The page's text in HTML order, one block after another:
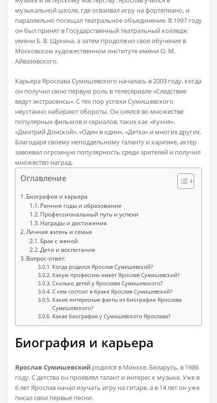
музыкальной школе, где осваивал игру на фортепиано, и
параллельно посещал театральное объединение. В 1997 году
он был принят в Государственный театральный колледж
имени Б. В. Щукина, а затем продолжил свое обучение в
Московском художественном институте имени О. М.
Айвазовского.
Карьера Ярослава Сумишевского началась в 2003 году, когда
он получил свою первую роль в телесериале «Следствие
ведут экстрасенсы». С тех пор успехи Сумишевского
неустанно набирают обороты. Он снялся во множестве
популярных фильмов и сериалов, таких как «Кухня»,
«Дмитрий Донской», «Один в один», «Детка» и многих других.
Благодаря своему неподдельному таланту и харизме, актер
завоевал огромную популярность среди зрителей и получил
множество наград.
Оглавление
Биография и карьера
Ранние годы и образование
Профессиональный путь и успехи
Награды и достижения
Личная жизнь и семья
Брак с женой
Дети и воспитание
Вопрос-ответ:
Когда родился Ярослав Сумишевский?
Какую профессию имеет Ярослав Сумишевский?
Сколько детей у Ярослава Сумишевского?
С кем состоит в браке Ярослав Сумишевский?
Какие интересные факты из биографии Ярослава
Сумишевского?
Какая биография у Сумишевского Ярослава?
Биография и карьера
Ярослав Сумишевский родился в Минске, Беларусь, в 1986
году. С детства он проявлял талант и интерес к музыке. Уже в
6 лет Ярослав начал изучать игру на гитаре, а в 14 лет он уже
писал свои первые песни.